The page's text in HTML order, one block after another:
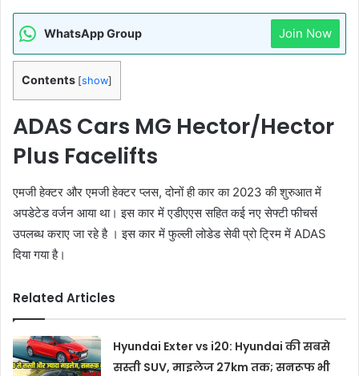
WhatsApp Group Join Now
Contents [show]
ADAS Cars MG Hector/Hector
Plus Facelifts
एमजी हेक्टर और एमजी हेक्टर प्लस, दोनों ही कार का 2023 की शुरुआत में
अपडेटेड वर्जन आया था। इस कार में एडीएएस सहित कई नए सेफ्टी फीचर्स
उपलब्ध कराए जा रहे है । इस कार में फुल्ली लोडेड सेवी प्रो ट्रिम में ADAS
दिया गया है।
Related Articles
Hyundai Exter vs i20: Hyundai की सबसे
सस्ती SUV, माइलेज 27km तक; सनरूफ भी